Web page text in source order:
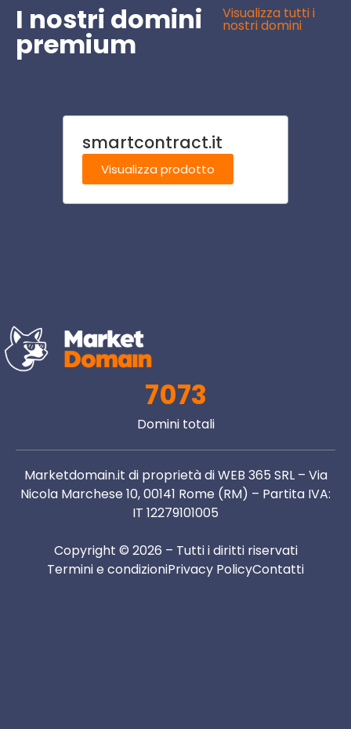
I nostri domini
premium
Visualizza tutti i
nostri domini
smartcontract.it
Visualizza prodotto
7073
Domini totali
Marketdomain.it di proprietà di WEB 365 SRL – Via
Nicola Marchese 10, 00141 Rome (RM) – Partita IVA:
IT 12279101005
Copyright © 2026 – Tutti i diritti riservati
Termini e condizioniPrivacy PolicyContatti